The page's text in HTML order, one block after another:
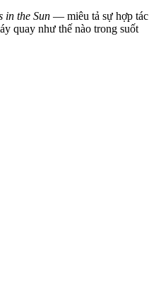
in the Sun — miêu tả sự hợp tác
quay như thế nào trong suốt